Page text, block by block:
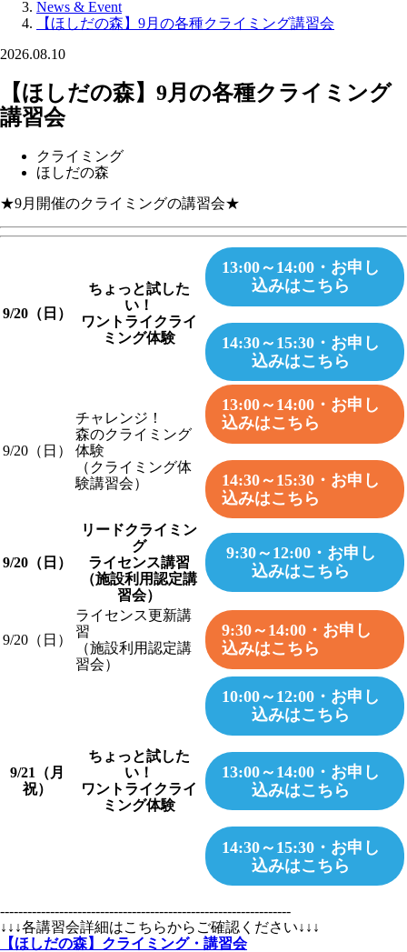
News & Event
【ほしだの森】9月の各種クライミング講習会
2026.08.10
【ほしだの森】9月の各種クライミング
講習会
クライミング
ほしだの森
★9月開催のクライミングの講習会★
9/20（日）
ちょっと試した
い！
ワントライクライ
ミング体験
13:00～14:00・お申し
込みはこちら
14:30～15:30・お申し
込みはこちら
9/20（日）
チャレンジ！
森のクライミング
体験
（クライミング体
験講習会）
13:00～14:00・お申し
込みはこちら
14:30～15:30・お申し
込みはこちら
9/20（日）
リードクライミン
グ
ライセンス講習
（施設利用認定講
習会）
9:30～12:00・お申し
込みはこちら
9/20（日）
ライセンス更新講
習
（施設利用認定講
習会）
9:30～14:00・お申し
込みはこちら
9/21（月
祝）
ちょっと試した
い！
ワントライクライ
ミング体験
10:00～12:00・お申し
込みはこちら
13:00～14:00・お申し
込みはこちら
14:30～15:30・お申し
込みはこちら
----------------------------------------------------------------
↓↓↓各講習会詳細はこちらからご確認ください↓↓↓
【ほしだの森】クライミング・講習会